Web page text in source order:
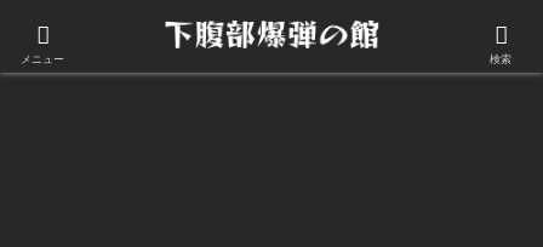
このサイトについて
メニュー 検索